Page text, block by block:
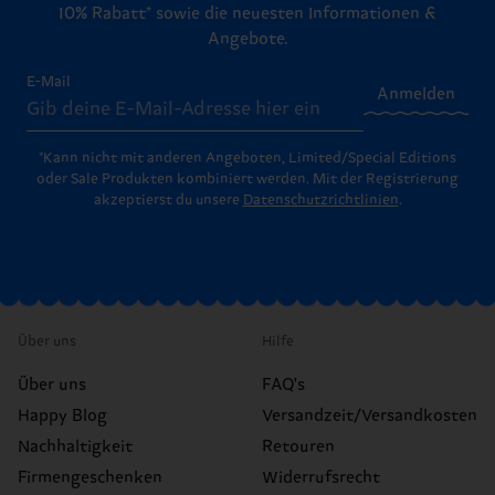
10% Rabatt* sowie die neuesten Informationen &
Angebote.
E-Mail
Anmelden
*Kann nicht mit anderen Angeboten, Limited/Special Editions
oder Sale Produkten kombiniert werden. Mit der Registrierung
akzeptierst du unsere Datenschutzrichtlinien.
Über uns
Über uns
Happy Blog
Nachhaltigkeit
Firmengeschenken
Hilfe
FAQ's
Versandzeit/Versandkosten
Retouren
Widerrufsrecht